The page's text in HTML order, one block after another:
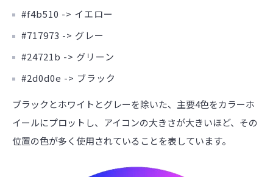
#f4b510 -> イエロー
#717973 -> グレー
#24721b -> グリーン
#2d0d0e -> ブラック
ブラックとホワイトとグレーを除いた、主要4色をカラーホ
イールにプロットし、アイコンの大きさが大きいほど、その
位置の色が多く使用されていることを表しています。